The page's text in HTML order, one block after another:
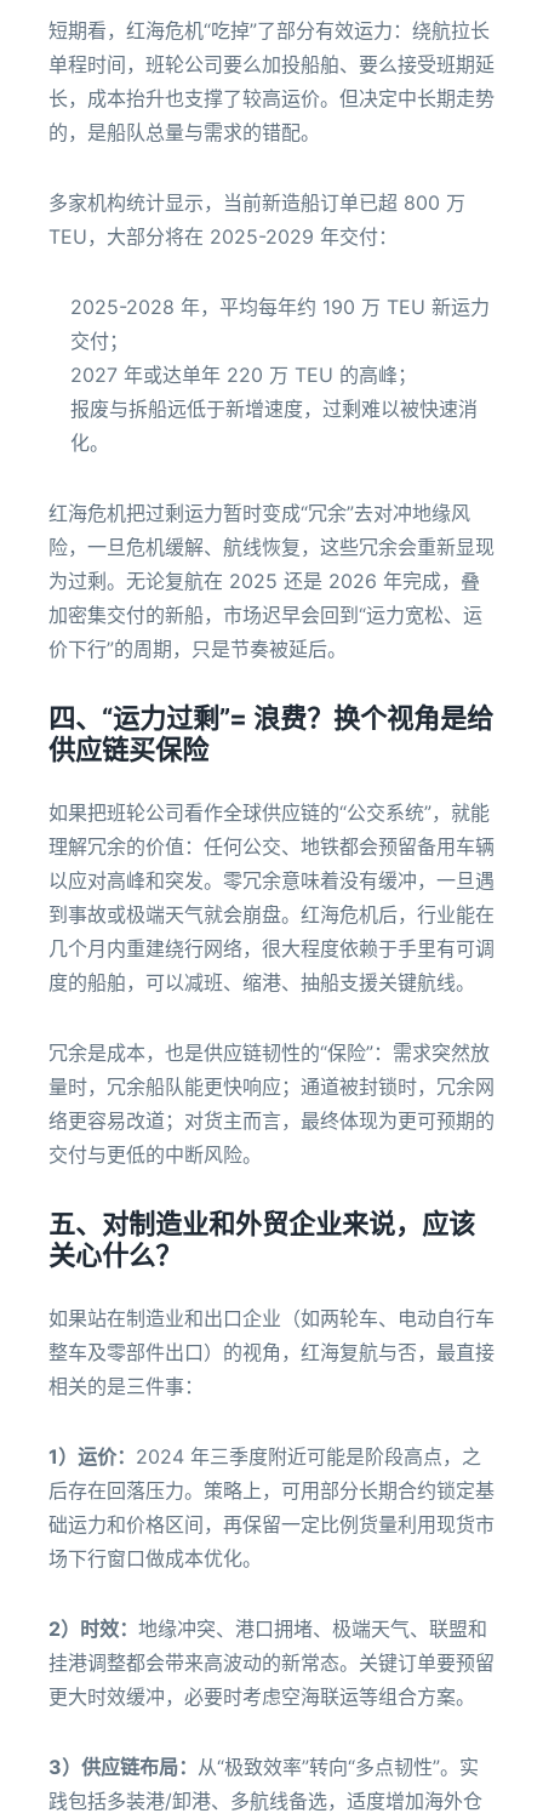
短期看，红海危机“吃掉”了部分有效运力：绕航拉长
单程时间，班轮公司要么加投船舶、要么接受班期延
长，成本抬升也支撑了较高运价。但决定中长期走势
的，是船队总量与需求的错配。
多家机构统计显示，当前新造船订单已超 800 万
TEU，大部分将在 2025-2029 年交付：
2025-2028 年，平均每年约 190 万 TEU 新运力
交付；
2027 年或达单年 220 万 TEU 的高峰；
报废与拆船远低于新增速度，过剩难以被快速消
化。
红海危机把过剩运力暂时变成“冗余”去对冲地缘风
险，一旦危机缓解、航线恢复，这些冗余会重新显现
为过剩。无论复航在 2025 还是 2026 年完成，叠
加密集交付的新船，市场迟早会回到“运力宽松、运
价下行”的周期，只是节奏被延后。
四、“运力过剩”= 浪费？换个视角是给
供应链买保险
如果把班轮公司看作全球供应链的“公交系统”，就能
理解冗余的价值：任何公交、地铁都会预留备用车辆
以应对高峰和突发。零冗余意味着没有缓冲，一旦遇
到事故或极端天气就会崩盘。红海危机后，行业能在
几个月内重建绕行网络，很大程度依赖于手里有可调
度的船舶，可以减班、缩港、抽船支援关键航线。
冗余是成本，也是供应链韧性的“保险”：需求突然放
量时，冗余船队能更快响应；通道被封锁时，冗余网
络更容易改道；对货主而言，最终体现为更可预期的
交付与更低的中断风险。
五、对制造业和外贸企业来说，应该
关心什么？
如果站在制造业和出口企业（如两轮车、电动自行车
整车及零部件出口）的视角，红海复航与否，最直接
相关的是三件事：
1）运价： 2024 年三季度附近可能是阶段高点，之
后存在回落压力。策略上，可用部分长期合约锁定基
础运力和价格区间，再保留一定比例货量利用现货市
场下行窗口做成本优化。
2）时效： 地缘冲突、港口拥堵、极端天气、联盟和
挂港调整都会带来高波动的新常态。关键订单要预留
更大时效缓冲，必要时考虑空海联运等组合方案。
3）供应链布局： 从“极致效率”转向“多点韧性”。实
践包括多装港/卸港、多航线备选，适度增加海外仓